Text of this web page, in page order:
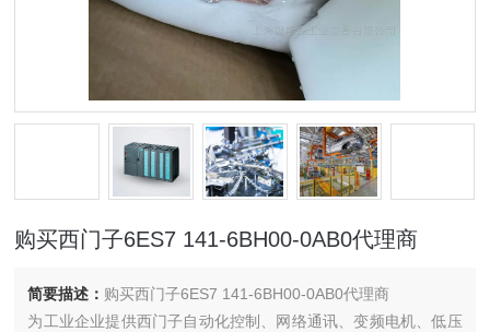
购买西门子6ES7 141-6BH00-0AB0代理商
简要描述： 购买西门子6ES7 141-6BH00-0AB0代理商
为工业企业提供西门子自动化控制、网络通讯、变频电机、低压